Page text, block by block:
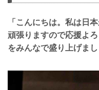
「こんにちは。私は日
頑張りますので応援よ
をみんなで盛り上げまし